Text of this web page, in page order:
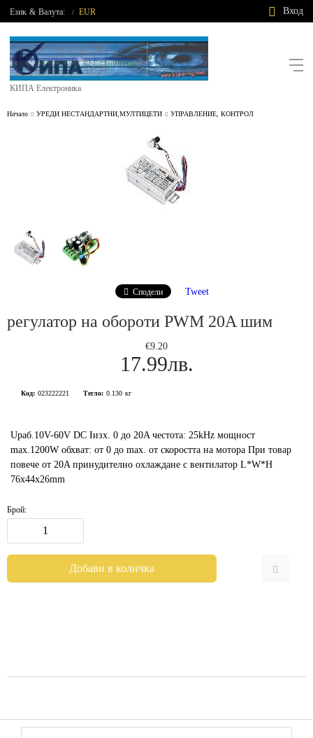
Език & Валута: / EUR Вход
КИПА Електроника
Начало УРЕДИ НЕСТАНДАРТНИ,МУЛТИЦЕТИ УПРАВЛЕНИЕ, КОНТРОЛ
Сподели Tweet
регулатор на обороти PWM 20A шим
€9.20
17.99лв.
Код: 023222221 Тегло: 0.130 кг
Uраб.10V-60V DC Iизх. 0 до 20A честота: 25kHz мощност
max.1200W обхват: от 0 до max. от скоростта на мотора При товар
повече от 20A принудително охлаждане с вентилатор L*W*H
76x44x26mm
Брой: